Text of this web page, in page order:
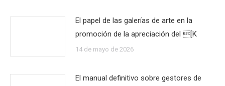
El papel de las galerías de arte en la
promoción de la apreciación del [K
14 de mayo de 2026
El manual definitivo sobre gestores de